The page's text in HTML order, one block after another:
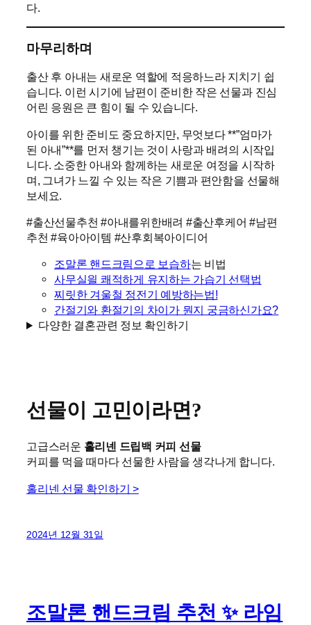
다.
마무리하며
출산 후 아내는 새로운 역할에 적응하느라 지치기 쉽
습니다. 이런 시기에 남편이 준비한 작은 선물과 진심
어린 응원은 큰 힘이 될 수 있습니다.
아이를 위한 준비도 중요하지만, 무엇보다 **”엄마가
된 아내”**를 먼저 챙기는 것이 사랑과 배려의 시작입
니다. 소중한 아내와 함께하는 새로운 여정을 시작하
며, 그녀가 느낄 수 있는 작은 기쁨과 편안함을 선물해
보세요.
#출산선물추천 #아내를위한배려 #출산후케어 #남편
추천 #육아아이템 #산후회복아이디어
조말론 핸드크림으로 보습하는 비법
사무실읠 쾌적하게 유지하는 가습기 선택법
찌릿한 겨울철 정전기 예방하는법!
간절기와 환절기의 차이가 뭔지 궁금하신가요?
다양한 결혼관련 정보 확인하기
선물이 고민이라면?
고급스러운 홀리넨 드립백 커피 선물
커피를 먹을 때마다 선물한 사람을 생각나게 합니다.
홀리넨 선물 확인하기 >
2024년 12월 31일
조말론 핸드크림 추천 ✨ 라임